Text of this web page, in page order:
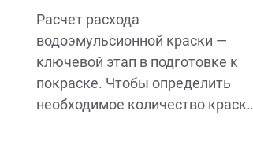
количество для стен и
потолка
Расчет расхода
водоэмульсионной краски —
ключевой этап в подготовке к
покраске. Чтобы определить
необходимое количество